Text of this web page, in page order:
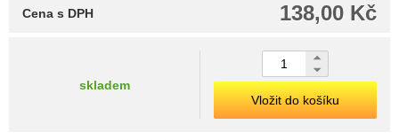
138,00 Kč
Cena s DPH
skladem
Vložit do košíku